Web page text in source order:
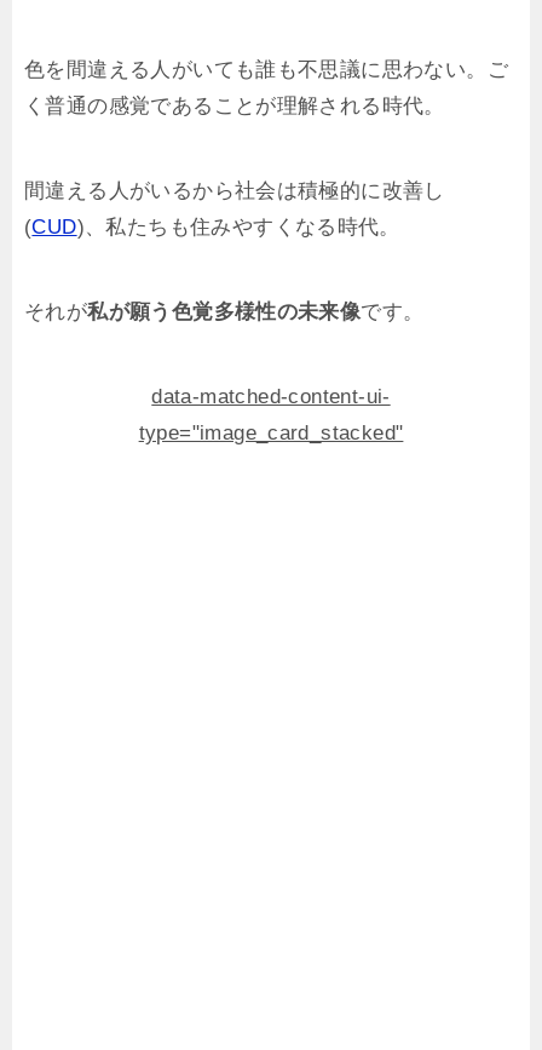
色を間違える人がいても誰も不思議に思わない。ご
く普通の感覚であることが理解される時代。
間違える人がいるから社会は積極的に改善し
(CUD)、私たちも住みやすくなる時代。
それが私が願う色覚多様性の未来像です。
data-matched-content-ui-
type="image_card_stacked"